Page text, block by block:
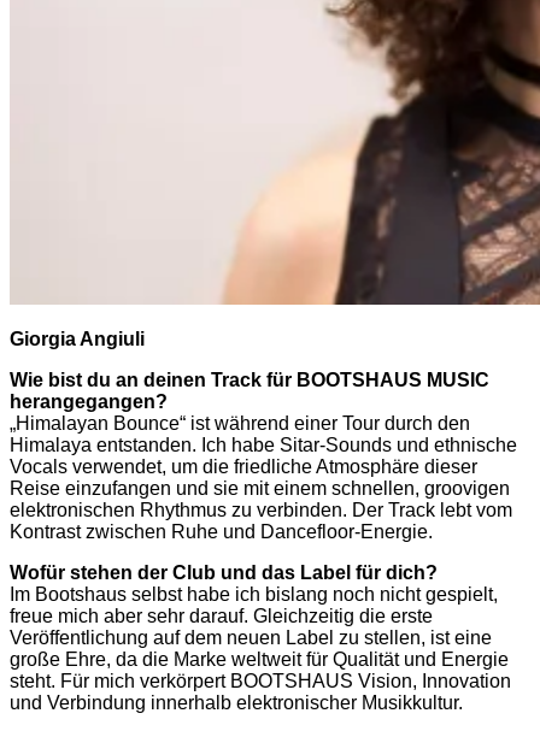
Giorgia Angiuli
Wie bist du an deinen Track für BOOTSHAUS MUSIC
herangegangen?
„Himalayan Bounce“ ist während einer Tour durch den
Himalaya entstanden. Ich habe Sitar-Sounds und ethnische
Vocals verwendet, um die friedliche Atmosphäre dieser
Reise einzufangen und sie mit einem schnellen, groovigen
elektronischen Rhythmus zu verbinden. Der Track lebt vom
Kontrast zwischen Ruhe und Dancefloor-Energie.
Wofür stehen der Club und das Label für dich?
Im Bootshaus selbst habe ich bislang noch nicht gespielt,
freue mich aber sehr darauf. Gleichzeitig die erste
Veröffentlichung auf dem neuen Label zu stellen, ist eine
große Ehre, da die Marke weltweit für Qualität und Energie
steht. Für mich verkörpert BOOTSHAUS Vision, Innovation
und Verbindung innerhalb elektronischer Musikkultur.